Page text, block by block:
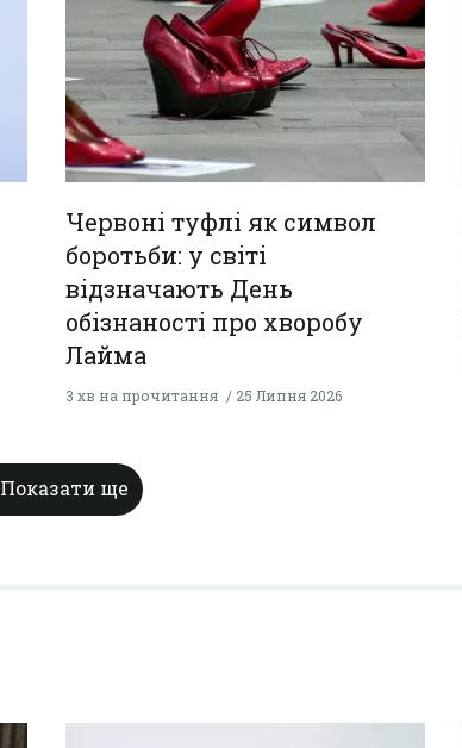
Червоні туфлі як символ
боротьби: у світі
відзначають День
обізнаності про хворобу
Лайма
3 хв на прочитання 25 Липня 2026
Показати ще